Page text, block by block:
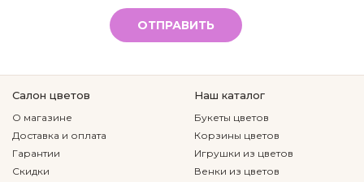
ОТПРАВИТЬ
Салон цветов
О магазине
Доставка и оплата
Гарантии
Скидки
Наш каталог
Букеты цветов
Корзины цветов
Игрушки из цветов
Венки из цветов